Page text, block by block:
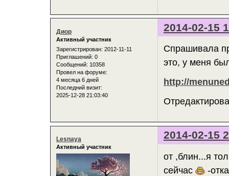
2014-02-15
Диор
Активный участник
Зарегистрирован: 2012-11-11
Приглашений: 0
Сообщений: 10358
Провел на форуме:
4 месяца 6 дней
Последний визит:
2025-12-28 21:03:40
Спрашивала
это, у меня
http://
2014-02-15
Lesnaya
Активный участник
от ,блин...я
сейчас
-